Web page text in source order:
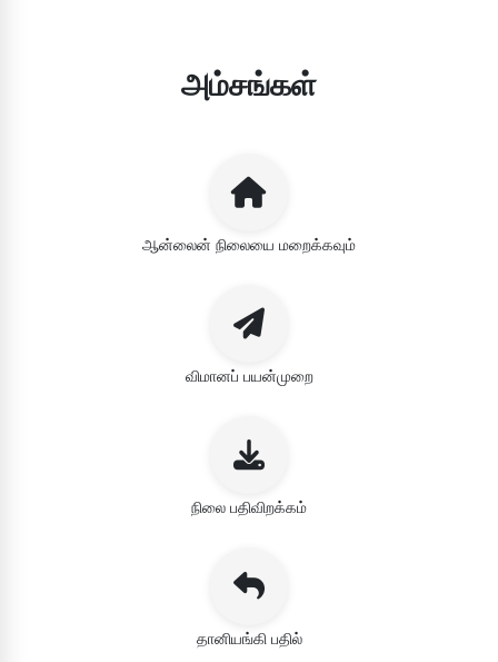
அம்சங்கள்
ஆன்லைன் நிலையை மறைக்கவும்
விமானப் பயன்முறை
நிலை பதிவிறக்கம்
தானியங்கி பதில்